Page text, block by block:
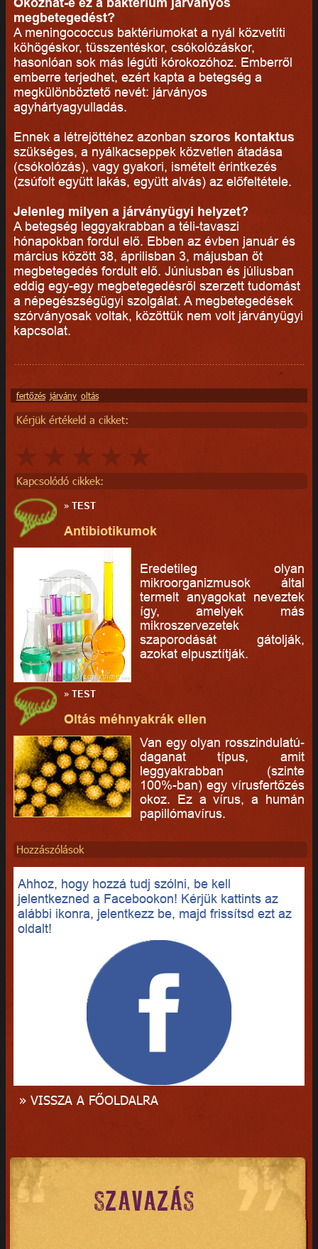
megbetegedést?
A meningococcus baktériumokat a nyál közvetíti
köhögéskor, tüsszentéskor, csókolózáskor,
hasonlóan sok más légúti kórokozóhoz. Emberről
emberre terjedhet, ezért kapta a betegség a
megkülönböztető nevét: járványos
agyhártyagyulladás.
Ennek a létrejöttéhez azonban szoros kontaktus
szükséges, a nyálkacseppek közvetlen átadása
(csókolózás), vagy gyakori, ismételt érintkezés
(zsúfolt együtt lakás, együtt alvás) az előfeltétele.
Jelenleg milyen a járványügyi helyzet?
A betegség leggyakrabban a téli-tavaszi
hónapokban fordul elő. Ebben az évben január és
március között 38, áprilisban 3, májusban öt
megbetegedés fordult elő. Júniusban és júliusban
eddig egy-egy megbetegedésről szerzett tudomást
a népegészségügyi szolgálat. A megbetegedések
szórványosak voltak, közöttük nem volt járványügyi
kapcsolat.
fertőzés járvány oltás
Kérjük értékeld a cikket:
Kapcsolódó cikkek:
»TEST
Antibiotikumok
Eredetileg olyan
mikroorganizmusok által
termelt anyagokat neveztek
így, amelyek más
mikroszervezetek
szaporodását gátolják,
azokat elpusztítják.
»TEST
Oltás méhnyakrák ellen
Van egy olyan rosszindulatú-
daganat típus, amit
leggyakrabban (szinte
100%-ban) egy vírusfertőzés
okoz. Ez a vírus, a humán
papillómavírus.
Hozzászólások
Ahhoz, hogy hozzá tudj szólni, be kell
jelentkezned a Facebookon! Kérjük kattints az
alábbi ikonra, jelentkezz be, majd frissítsd ezt az
oldalt!
» VISSZA A FŐOLDALRA
SZAVAZÁS